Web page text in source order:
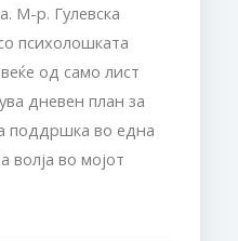
М-р. Гулевска
психолошката
од само лист
дневен план за
поддршка во една
волја во мојот